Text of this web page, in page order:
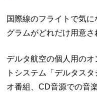
国際線のフライトで気
グラムがどれだけ用意さ
デルタ航空の個人用の
トシステム「デルタスタ
オ番組、CD音源での音